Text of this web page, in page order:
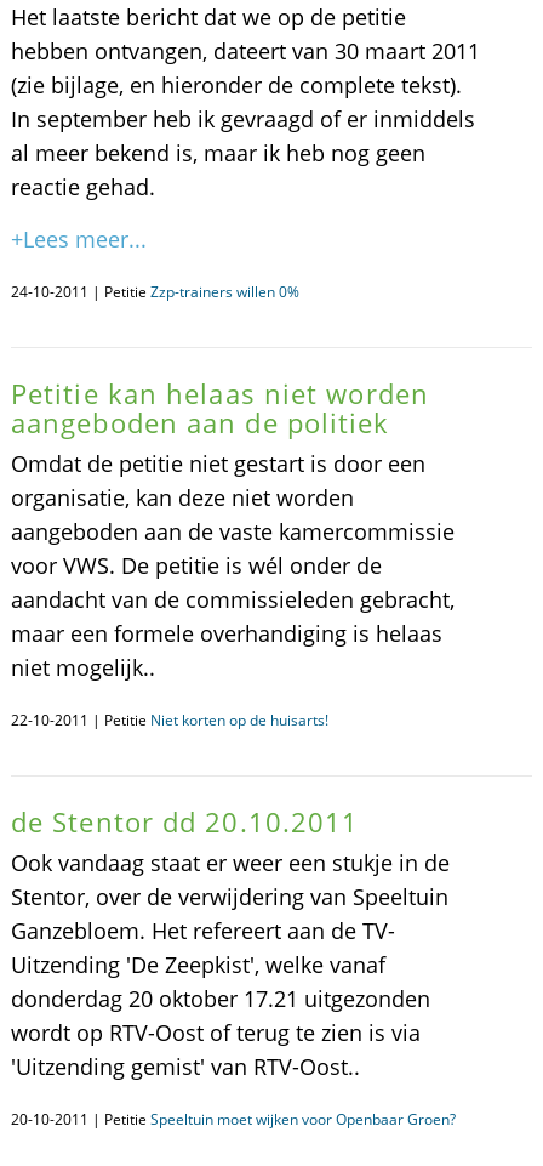
Het laatste bericht dat we op de petitie
hebben ontvangen, dateert van 30 maart 2011
(zie bijlage, en hieronder de complete tekst).
In september heb ik gevraagd of er inmiddels
al meer bekend is, maar ik heb nog geen
reactie gehad.
+Lees meer...
24-10-2011 | Petitie Zzp-trainers willen 0%
Petitie kan helaas niet worden
aangeboden aan de politiek
Omdat de petitie niet gestart is door een
organisatie, kan deze niet worden
aangeboden aan de vaste kamercommissie
voor VWS. De petitie is wél onder de
aandacht van de commissieleden gebracht,
maar een formele overhandiging is helaas
niet mogelijk..
22-10-2011 | Petitie Niet korten op de huisarts!
de Stentor dd 20.10.2011
Ook vandaag staat er weer een stukje in de
Stentor, over de verwijdering van Speeltuin
Ganzebloem. Het refereert aan de TV-
Uitzending 'De Zeepkist', welke vanaf
donderdag 20 oktober 17.21 uitgezonden
wordt op RTV-Oost of terug te zien is via
'Uitzending gemist' van RTV-Oost..
20-10-2011 | Petitie Speeltuin moet wijken voor Openbaar Groen?